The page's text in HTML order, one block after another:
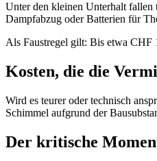
Unter den kleinen Unterhalt fallen
Dampfabzug oder Batterien für
Als Faustregel gilt: Bis etwa CHF
Kosten, die die
Wird es teurer oder technisch
Schimmel aufgrund der
Der kritische